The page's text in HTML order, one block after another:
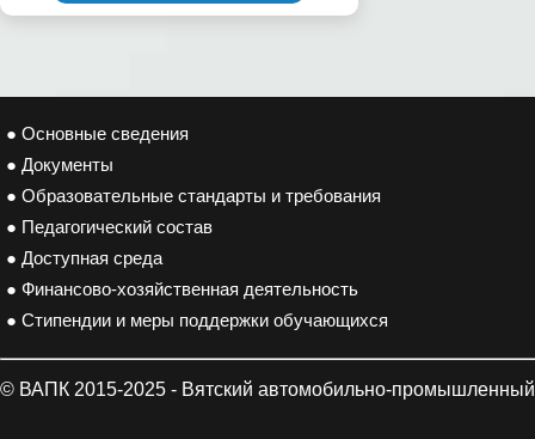
● Основные сведения
● Документы
● Образовательные стандарты и требования
● Педагогический состав
● Доступная среда
● Финансово-хозяйственная деятельность
● Стипендии и меры поддержки обучающихся
© ВАПК 2015-2025 - Вятский автомобильно-